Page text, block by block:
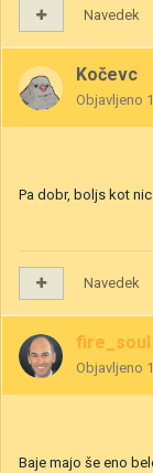
Navedek
Kočevc
Objavljeno
Pa dobr, boljs kot
Navedek
fire_soul
Objavljeno
Baje majo še eno